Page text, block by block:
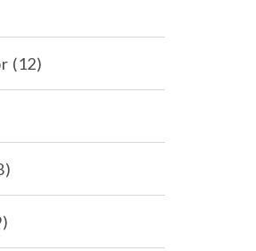
(12)